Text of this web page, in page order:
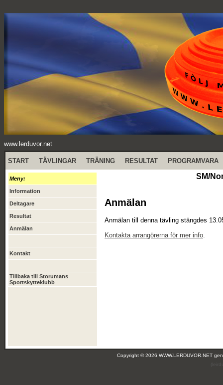
www.lerduvor.net
START TÄVLINGAR TRÄNING RESULTAT PROGRAMVARA
Meny:
Information
Deltagare
Resultat
Anmälan
Kontakt
Tillbaka till Storumans
Sportskytteklubb
SM/
Anmälan
Anmälan till denna tävling stängdes
Kontakta arrangörerna för mer info.
Copyright © 2026 WWW.LERDUVOR.NET